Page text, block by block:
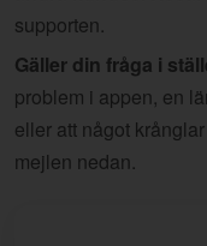
supporten.
Gäller din fråga i
problem i appen, en
eller att något
mejlen nedan.